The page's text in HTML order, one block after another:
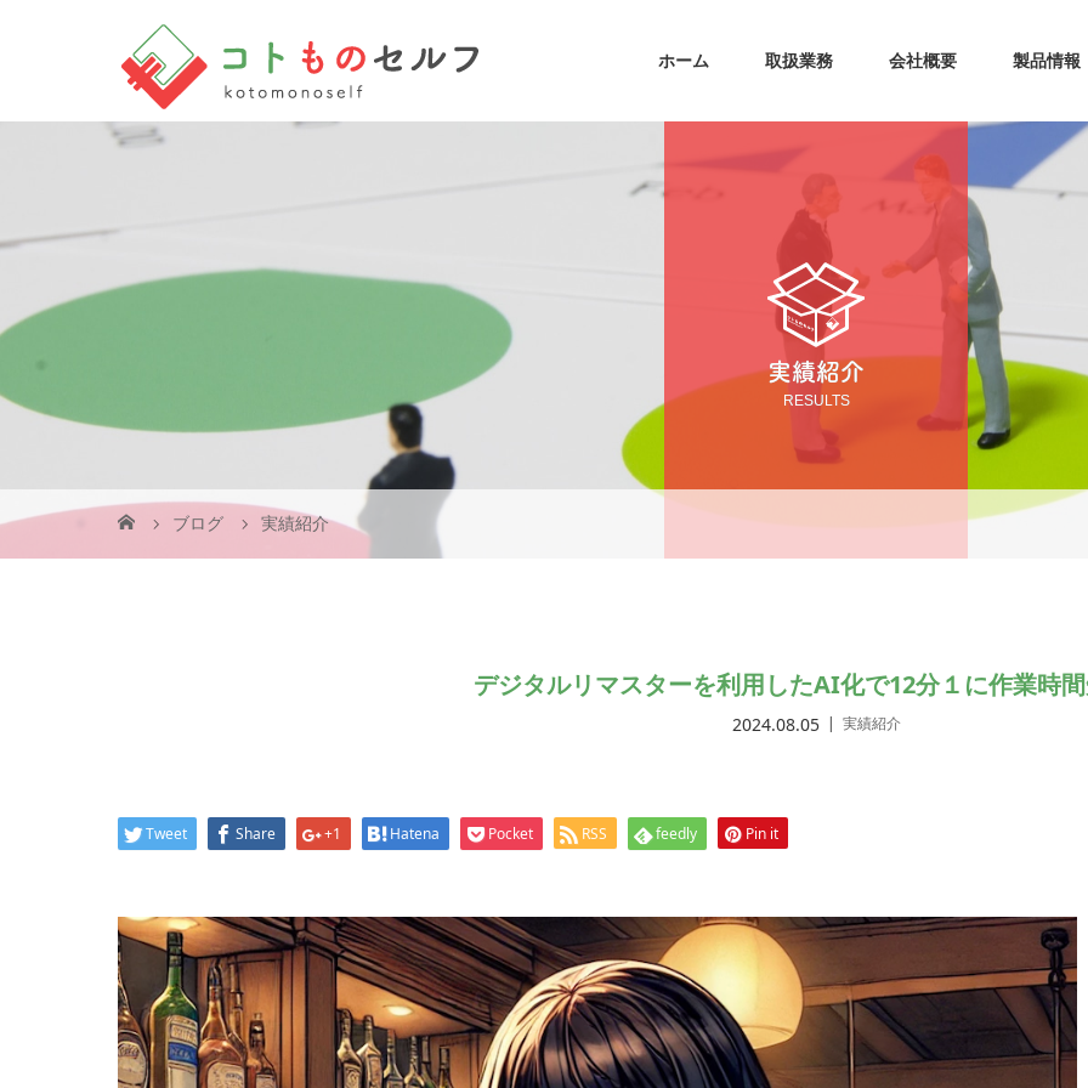
ホーム 取扱業務 会社概要 製品情報
実績紹介
RESULTS
ブログ 実績紹介
デジタルリマスターを利用したAI化で12分１に作業時
2024.08.05 実績紹介
Tweet Share +1 Hatena Pocket RSS feedly Pin it